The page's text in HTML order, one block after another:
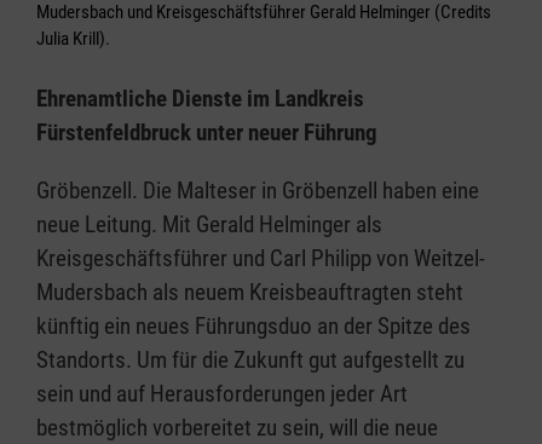
Mudersbach und Kreisgeschäftsführer Gerald Helminger (Credits
Julia Krill).
Ehrenamtliche Dienste im Landkreis
Fürstenfeldbruck unter neuer Führung
Gröbenzell. Die Malteser in Gröbenzell haben eine
neue Leitung. Mit Gerald Helminger als
Kreisgeschäftsführer und Carl Philipp von Weitzel-
Mudersbach als neuem Kreisbeauftragten steht
künftig ein neues Führungsduo an der Spitze des
Standorts. Um für die Zukunft gut aufgestellt zu
sein und auf Herausforderungen jeder Art
bestmöglich vorbereitet zu sein, will die neue